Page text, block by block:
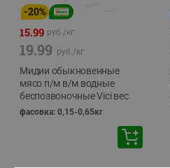
-20%
15.99 руб./кг
19.99 руб./кг
Мидии обыкновенные
мясо п/м в/м водные
беспозвоночные Vici вес
фасовка: 0,15-0,65кг